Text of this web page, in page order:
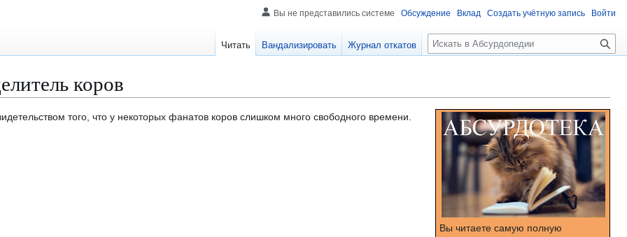
коров
Вы читаете самую полную
того, что у некоторых фанатов коров слишком много свободного времени.
Вы не представились системе Обсуждение Вклад Создать учётную запись Войти
Читать Вандализировать Журнал откатов
П
о
к